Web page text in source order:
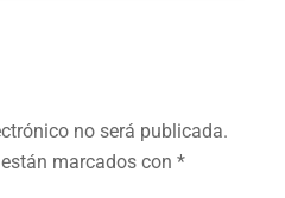
no será publicada.
marcados con *